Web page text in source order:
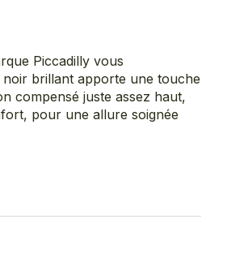
Piccadilly vous
brillant apporte une touche
compensé juste assez haut,
pour une allure soignée